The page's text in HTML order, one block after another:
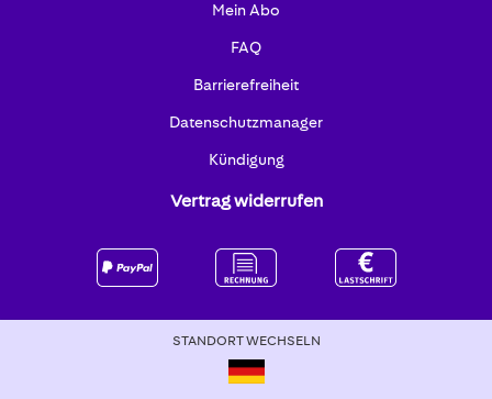
Mein Abo
FAQ
Barrierefreiheit
Datenschutzmanager
Kündigung
Vertrag widerrufen
STANDORT WECHSELN